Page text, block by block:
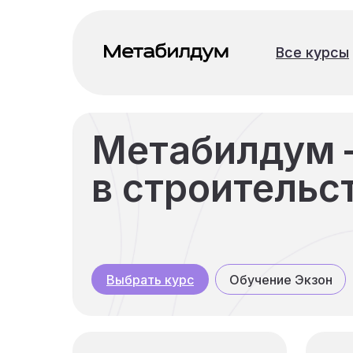
Все курсы
Все курсы
Метабилдум
в
Выбрать курс Обучение Экзон